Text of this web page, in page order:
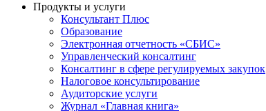
Продукты и услуги
Консультант Плюс
Образование
Электронная отчетность «СБИС»
Управленческий консалтинг
Консалтинг в сфере регулируемых закупок
Налоговое консультирование
Аудиторские услуги
Журнал «Главная книга»